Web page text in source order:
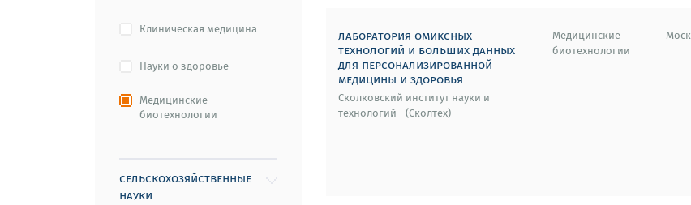
Клиническая медицина
Науки о здоровье
Медицинские
биотехнологии
сельскохозяйственные
науки
лаборатория омиксных
технологий и больших данных
для персонализированной
медицины и здоровья
Сколковский институт науки и
технологий - (Сколтех)
Медицинские
биотехнологии